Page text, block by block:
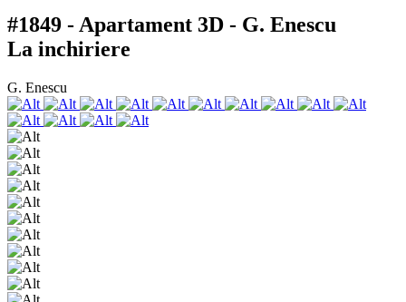
#1849 - Apartament 3D - G. Enescu
La inchiriere
G. Enescu